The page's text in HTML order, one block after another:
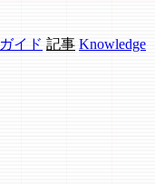
ガイド 記事 Knowledge